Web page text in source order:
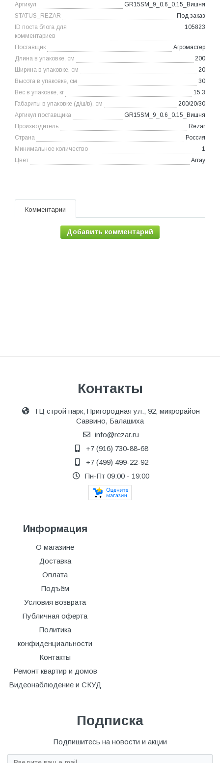
Артикул
GR15SM_9_0.6_0.15_Вишня
STATUS_REZAR
Под заказ
ID поста блога для
комментариев
105823
Поставщик
Агромастер
Длина в упаковке, см
200
Ширина в упаковке, см
20
Высота в упаковке, см
30
Вес в упаковке, кг
15.3
Габариты в упаковке (д/ш/в), см
200/20/30
Артикул поставщика
GR15SM_9_0.6_0.15_Вишня
Производитель
Rezar
Страна
Россия
Минимальное количество
1
Цвет
Array
Комментарии
Добавить комментарий
Контакты
ТЦ строй парк, Пригородная ул., 92, микрорайон
Саввино, Балашиха
info@rezar.ru
+7 (916) 730-88-68
+7 (499) 499-22-92
Пн-Пт 09:00 - 19:00
Информация
О магазине
Доставка
Оплата
Подъём
Условия возврата
Публичная оферта
Политика
конфиденциальности
Контакты
Ремонт квартир и домов
Видеонаблюдение и СКУД
Подписка
Подпишитесь на новости и акции